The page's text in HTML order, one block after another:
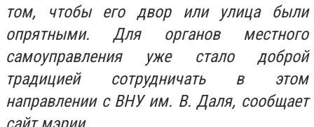
том, чтобы его двор или улица были
опрятными. Для органов местного
самоуправления уже стало доброй
традицией сотрудничать в этом
направлении с ВНУ им. В. Даля, сообщает